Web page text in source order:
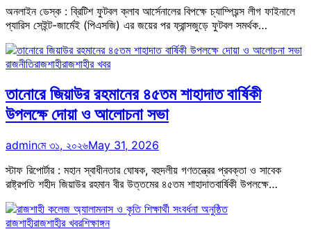
অনলাইন ডেস্ক : ব্রিটিশ ফুটবল ক্লাব আর্সেনালের বিপক্ষে চ্যাম্পিয়ন্স লীগ ফাইনালে
প্যারিস সেইন্ট-জার্মেই (পিএসজি) এর জয়ের পর ফ্রান্সজুড়ে ফুটবল সমর্থক…
রাজনীতিরাজশাহীরাজশাহীর খবর
তানোরে জিয়াউর রহমানের ৪৫তম শাহাদাত বার্ষিকী
উপলক্ষে দোয়া ও আলোচনা সভা
adminমে ৩১, ২০২৬May 31, 2026
স্টাফ রিপোর্টার : মহান স্বাধীনতার ঘোষক, বহুদলীয় গণতন্ত্রের প্রবক্তা ও সাবেক
রাষ্ট্রপতি শহীদ জিয়াউর রহমান বীর উত্তমের ৪৫তম শাহাদাতবার্ষিকী উপলক্ষে…
রাজশাহীরাজশাহীর খবরশিক্ষাঙ্গন